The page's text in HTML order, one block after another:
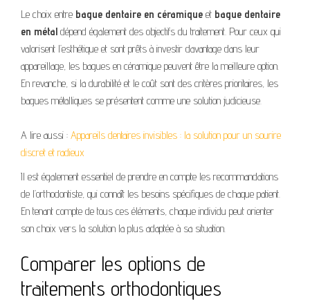
Le choix entre bague dentaire en céramique et bague dentaire
en métal dépend également des objectifs du traitement. Pour ceux qui
valorisent l’esthétique et sont prêts à investir davantage dans leur
appareillage, les bagues en céramique peuvent être la meilleure option.
En revanche, si la durabilité et le coût sont des critères prioritaires, les
bagues métalliques se présentent comme une solution judicieuse.
A lire aussi : Appareils dentaires invisibles : la solution pour un sourire
discret et radieux
Il est également essentiel de prendre en compte les recommandations
de l’orthodontiste, qui connaît les besoins spécifiques de chaque patient.
En tenant compte de tous ces éléments, chaque individu peut orienter
son choix vers la solution la plus adaptée à sa situation.
Comparer les options de
traitements orthodontiques